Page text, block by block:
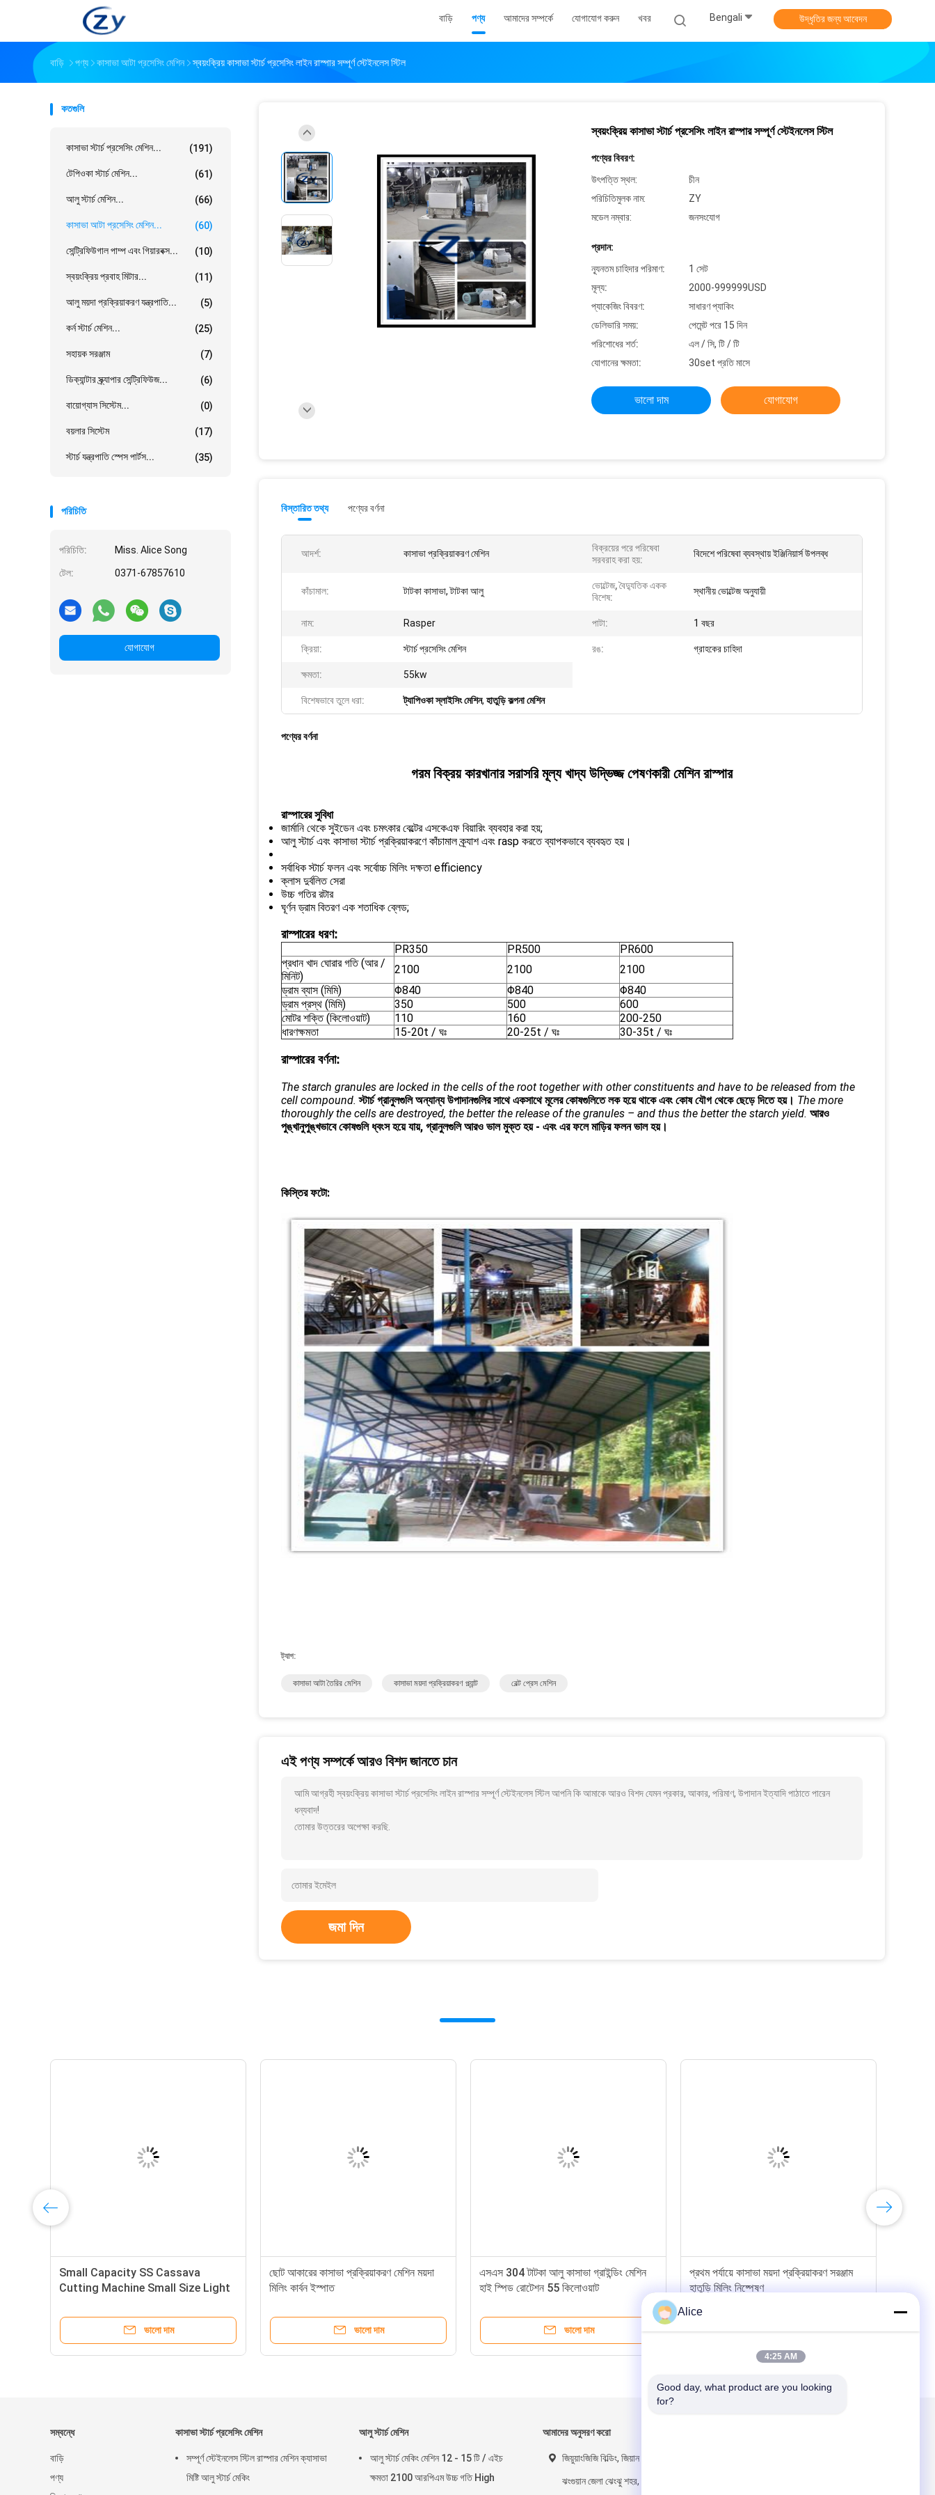
বাড়ি পণ্য আমাদের সম্পর্কে যোগাযোগ করুন খবর Bengali উদ্ধৃতির জন্য আবেদন
বাড়ি পণ্য কাসাভা আটা প্রসেসিং মেশিন স্বয়ংক্রিয় কাসাভা স্টার্চ প্রসেসিং লাইন রাস্পার সম্পূর্ণ স্টেইনলেস স্টিল
কতগুলি
কাসাভা স্টার্চ প্রসেসিং মেশিন... (191)
টেপিওকা স্টার্চ মেশিন... (61)
আলু স্টার্চ মেশিন... (66)
কাসাভা আটা প্রসেসিং মেশিন... (60)
সেন্ট্রিফিউগাল পাম্প এবং গিয়ারবক্স... (10)
স্বয়ংক্রিয় প্রবাহ মিটার... (11)
আলু ময়দা প্রক্রিয়াকরণ যন্ত্রপাতি... (5)
কর্ন স্টার্চ মেশিন... (25)
সহায়ক সরঞ্জাম (7)
ডিক্যান্টার স্ক্র্যাপার সেন্ট্রিফিউজ... (6)
বায়োগ্যাস সিস্টেম... (0)
বয়লার সিস্টেম (17)
স্টার্চ যন্ত্রপাতি স্পেস পার্টস... (35)
পরিচিতি
পরিচিতি: Miss. Alice Song
টেল: 0371-67857610
যোগাযোগ
স্বয়ংক্রিয় কাসাভা স্টার্চ প্রসেসিং লাইন রাস্পার সম্পূর্ণ স্টেইনলেস স্টিল
পণ্যের বিবরণ:
উৎপত্তি স্থল:
চীন
পরিচিতিমুলক নাম:
ZY
মডেল নম্বার:
জনসংযোগ
প্রদান:
ন্যূনতম চাহিদার পরিমাণ:
1 সেট
মূল্য:
2000-999999USD
প্যাকেজিং বিবরণ:
সাধারণ প্যাকিং
ডেলিভারি সময়:
পেমেন্ট পরে 15 দিন
পরিশোধের শর্ত:
এল / সি, টি / টি
যোগানের ক্ষমতা:
30set প্রতি মাসে
ভালো দাম যোগাযোগ
বিস্তারিত তথ্য পণ্যের বর্ণনা
আদর্শ: কাসাভা প্রক্রিয়াকরণ মেশিন
বিক্রয়ের পরে পরিষেবা
সরবরাহ করা হয়:
বিদেশে পরিষেবা ব্যবস্থায় ইঞ্জিনিয়ার্স উপলব্ধ
কাঁচামাল: টাটকা কাসাভা, টাটকা আলু
ভোল্টেজ, বৈদ্যুতিক একক
বিশেষ:
স্থানীয় ভোল্টেজ অনুযায়ী
নাম: Rasper পাটা: 1 বছর
ক্রিয়া: স্টার্চ প্রসেসিং মেশিন রঙ: গ্রাহকের চাহিদা
ক্ষমতা: 55kw
বিশেষভাবে তুলে ধরা: ট্যাপিওকা স্লাইসিং মেশিন, হাতুড়ি কল্পনা মেশিন
পণ্যের বর্ণনা
গরম বিক্রয় কারখানার সরাসরি মূল্য খাদ্য উদ্ভিজ্জ পেষণকারী মেশিন রাস্পার
রাস্পারের সুবিধা
জার্মানি থেকে সুইডেন এবং চমৎকার বেল্টের এসকেএফ বিয়ারিং ব্যবহার করা হয়;
আলু স্টার্চ এবং কাসাভা স্টার্চ প্রক্রিয়াকরণে কাঁচামাল ক্র্যাশ এবং rasp করতে ব্যাপকভাবে ব্যবহৃত হয়।
সর্বাধিক স্টার্চ ফলন এবং সর্বোচ্চ মিলিং দক্ষতা efficiency
ক্লাস দুর্বলিত সেরা
উচ্চ গতির রটার
ঘূর্ণন ড্রাম বিতরণ এক শতাধিক ব্লেড;
রাস্পারের ধরণ:
PR350 PR500
PR600
প্রধান খাদ ঘোরার গতি (আর /
মিনিট)
2100 2100
2100
ড্রাম ব্যাস (মিমি)
Φ840 Φ840
Φ840
ড্রাম প্রস্থ (মিমি)
350 500
600
মোটর শক্তি (কিলোওয়াট)
110 160
200-250
ধারণক্ষমতা
15-20t / ঘঃ 20-25t / ঘঃ 30-35t / ঘঃ
রাস্পারের বর্ণনা:
The starch granules are locked in the cells of the root together with other constituents and have to be released from the
cell compound. স্টার্চ গ্রানুলগুলি অন্যান্য উপাদানগুলির সাথে একসাথে মূলের কোষগুলিতে লক হয়ে থাকে এবং কোষ যৌগ থেকে ছেড়ে দিতে হয়। The more
thoroughly the cells are destroyed, the better the release of the granules – and thus the better the starch yield. আরও
পুঙ্খানুপুঙ্খভাবে কোষগুলি ধ্বংস হয়ে যায়, গ্রানুলগুলি আরও ভাল মুক্ত হয় - এবং এর ফলে মাড়ির ফলন ভাল হয়।
কিস্তির ফটো:
ট্যাগ:
কাসাভা আটা তৈরির মেশিন কাসাভা ময়দা প্রক্রিয়াকরণ প্ল্যান্ট বেল্ট প্রেস মেশিন
এই পণ্য সম্পর্কে আরও বিশদ জানতে চান
আমি আগ্রহী স্বয়ংক্রিয় কাসাভা স্টার্চ প্রসেসিং লাইন রাস্পার সম্পূর্ণ স্টেইনলেস স্টিল আপনি কি আমাকে আরও বিশদ যেমন প্রকার, আকার, পরিমাণ, উপাদান ইত্যাদি পাঠাতে পারেন
ধন্যবাদ!
তোমার উত্তরের অপেক্ষা করছি.
জমা দিন
Small Capacity SS Cassava
Cutting Machine Small Size Light
ভালো দাম
ছোট আকারের কাসাভা প্রক্রিয়াকরণ মেশিন ময়দা
মিলিং কার্বন ইস্পাত
ভালো দাম
এসএস 304 টাটকা আলু কাসাভা গ্রাইন্ডিং মেশিন
হাই স্পিড রোটেশন 55 কিলোওয়াট
ভালো দাম
প্রথম পর্যায়ে কাসাভা ময়দা প্রক্রিয়াকরণ সরঞ্জাম
হাতুড়ি মিলিং নিষ্পেষণ
ভালো দাম
সম্বন্ধে
বাড়ি
পণ্য
কাসাভা স্টার্চ প্রসেসিং মেশিন
সম্পূর্ণ স্টেইনলেস স্টিল রাস্পার মেশিন ক্যাসাভা
মিষ্টি আলু স্টার্চ মেকিং
আলু স্টার্চ মেশিন
আলু স্টার্চ মেকিং মেশিন 12 - 15 টি / এইচ
ক্ষমতা 2100 আরপিএম উচ্চ গতি High
আমাদের অনুসরণ করো
জিয়ুয়াংজিজি বিল্ডিং, জিয়ান শেরোড,
ঝংগুয়ান জেলা ঝেংঝু শহর, হানান
Alice
4:25 AM
Good day, what product are you looking
for?